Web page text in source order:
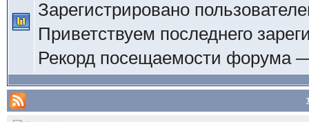
Зарегистрировано
Приветствуем последнего
Рекорд посещаемости форума